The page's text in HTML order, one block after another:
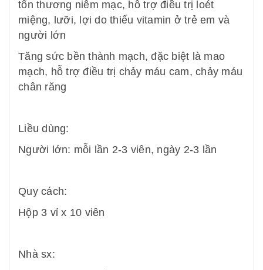
tổn thương niêm mạc, hỗ trợ điều trị loét
miệng, lưỡi, lợi do thiếu vitamin ở trẻ em và
người lớn
Tăng sức bền thành mạch, đặc biệt là mao
mạch, hỗ trợ điều trị chảy máu cam, chảy máu
chân răng
Liều dùng:
Người lớn: mỗi lần 2-3 viên, ngày 2-3 lần
Quy cách:
Hộp 3 vỉ x 10 viên
Nhà sx: